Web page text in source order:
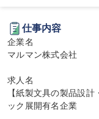
仕事内容
企業名
マルマン株式会社
求人名
【紙製文具の製品設
ック展開有名企業